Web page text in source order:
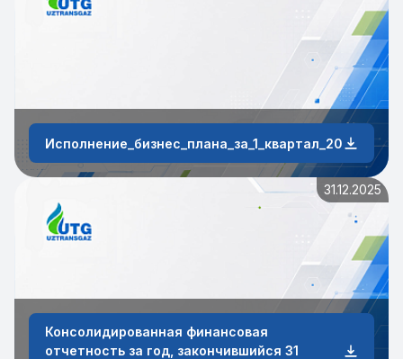
Исполнение_бизнес_плана_за_1_квартал_2026_года
31.12.2025
Консолидированная финансовая
отчетность за год, закончившийся 31